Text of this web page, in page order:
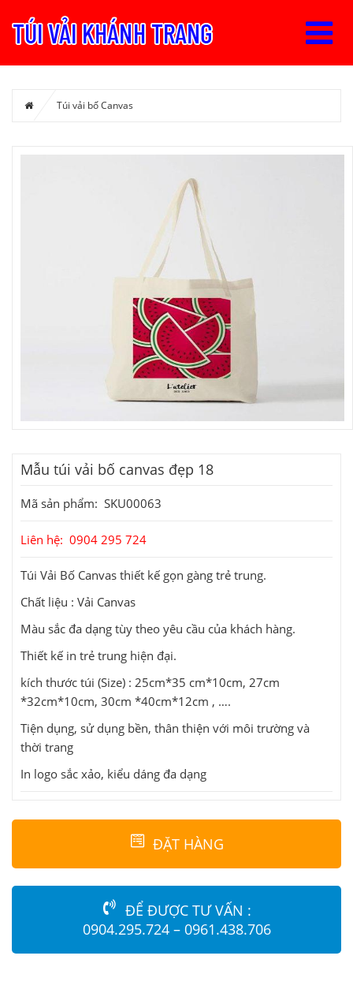
Túi vải bố Canvas
Mẫu túi vải bố canvas đẹp 18
Mã sản phẩm: SKU00063
Liên hệ: 0904 295 724
Túi Vải Bố Canvas thiết kế gọn gàng trẻ trung.
Chất liệu : Vải Canvas
Màu sắc đa dạng tùy theo yêu cầu của khách hàng.
Thiết kế in trẻ trung hiện đại.
kích thước túi (Size) : 25cm*35 cm*10cm, 27cm
*32cm*10cm, 30cm *40cm*12cm , ….
Tiện dụng, sử dụng bền, thân thiện với môi trường và
thời trang
In logo sắc xảo, kiểu dáng đa dạng
ĐẶT HÀNG
ĐỂ ĐƯỢC TƯ VẤN :
0904.295.724 – 0961.438.706